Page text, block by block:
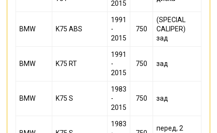
2015
BMW K75 ABS
1991
-
2015
750
(SPECIAL
CALIPER)
зад
BMW K75 RT
1991
-
2015
750 зад
BMW K75 S
1983
-
2015
750 зад
1983
перед, 2